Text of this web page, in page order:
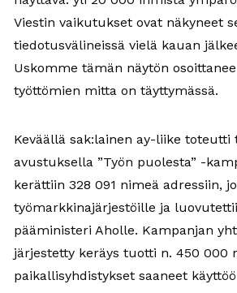
Viestin vaikutukset ovat näkyneet
tiedotusvälineissä vielä kauan
Uskomme tämän näytön
työttömien mitta on täyttymässä.
Keväällä sak:lainen ay-liike toteutti
avustuksella ”Työn puolesta” -
kerättiin 328 091 nimeä adressiin,
työmarkkinajärjestöille ja
pääministeri Aholle. Kampanjan
järjestetty keräys tuotti n. 450 000
paikallisyhdistykset saaneet